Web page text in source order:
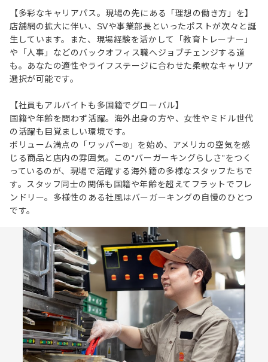
【多彩なキャリアパス。現場の先にある「理想の働き方」を】
店舗網の拡大に伴い、SVや事業部長といったポストが次々と誕
生しています。また、現場経験を活かして「教育トレーナー」
や「人事」などのバックオフィス職へジョブチェンジする道
も。あなたの適性やライフステージに合わせた柔軟なキャリア
選択が可能です。
【社員もアルバイトも多国籍でグローバル】
国籍や年齢を問わず活躍。海外出身の方や、女性やミドル世代
の活躍も目覚ましい環境です。
ボリューム満点の「ワッパー®」を始め、アメリカの空気を感
じる商品と店内の雰囲気。この“バーガーキングらしさ”をつく
っているのが、現場で活躍する海外籍の多様なスタッフたちで
す。スタッフ同士の関係も国籍や年齢を超えてフラットでフレ
ンドリー。多様性のある社風はバーガーキングの自慢のひとつ
です。